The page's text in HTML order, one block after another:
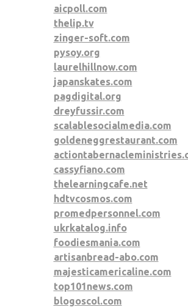
aicpoll.com
thelip.tv
zinger-soft.com
pysoy.org
laurelhillnow.com
japanskates.com
pagdigital.org
dreyfussir.com
scalablesocialmedia.com
goldeneggrestaurant.com
cassyfiano.com
thelearningcafe.net
hdtvcosmos.com
promedpersonnel.com
ukrkatalog.info
foodiesmania.com
artisanbread-abo.com
majesticamericaline.com
top101news.com
blogoscol.com